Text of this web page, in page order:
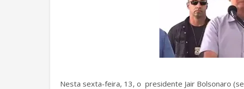
Nesta sexta-feira, 13, o presidente Jair Bolsonaro